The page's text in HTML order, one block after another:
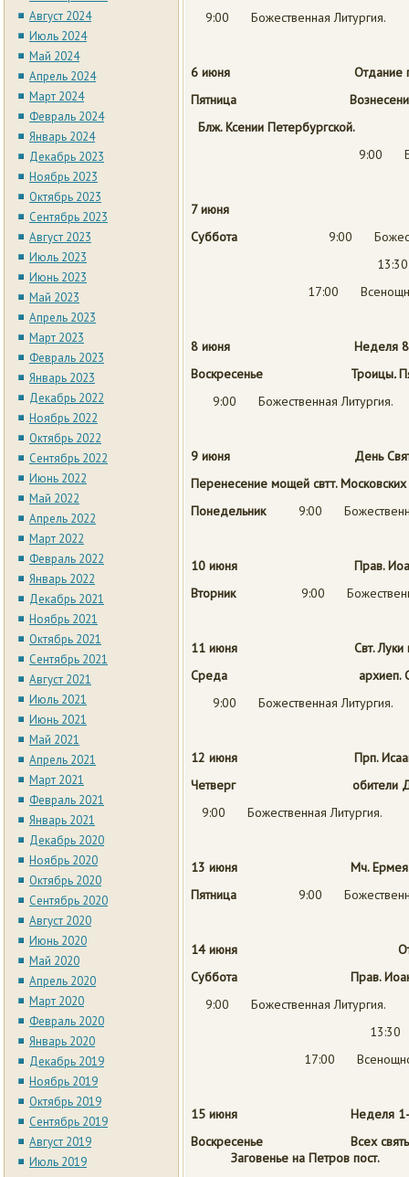
Август 2024
Июль 2024
Май 2024
Апрель 2024
Март 2024
Февраль 2024
Январь 2024
Декабрь 2023
Ноябрь 2023
Октябрь 2023
Сентябрь 2023
Август 2023
Июль 2023
Июнь 2023
Май 2023
Апрель 2023
Март 2023
Февраль 2023
Январь 2023
Декабрь 2022
Ноябрь 2022
Октябрь 2022
Сентябрь 2022
Июнь 2022
Май 2022
Апрель 2022
Март 2022
Февраль 2022
Январь 2022
Декабрь 2021
Ноябрь 2021
Октябрь 2021
Сентябрь 2021
Август 2021
Июль 2021
Июнь 2021
Май 2021
Апрель 2021
Март 2021
Февраль 2021
Январь 2021
Декабрь 2020
Ноябрь 2020
Октябрь 2020
Сентябрь 2020
Август 2020
Июнь 2020
Май 2020
Апрель 2020
Март 2020
Февраль 2020
Январь 2020
Декабрь 2019
Ноябрь 2019
Октябрь 2019
Сентябрь 2019
Август 2019
Июль 2019
9:00 Божественная Литургия.
6 июня Отдание
Пятница Вознесения
Блж. Ксении Петербургской.
9:00
7 июня
Суббота
9:00
17:00 Всенощное
8 июня
Неделя
Воскресенье Троицы.
9:00 Божественная Литургия.
9 июня День
Перенесение мощей свтт.
Понедельник
9:00
10 июня Прав. Иоанна
Вторник
9:00
11 июня Свт. Луки
Среда архиеп.
9:00 Божественная Литургия.
12 июня
Прп.
Четверг
9:00 Божественная Литургия.
13 июня Мч.
Пятница
9:00
14 июня
Суббота Прав. Иоанна
9:00 Божественная Литургия.
13:30
17:00 Всенощное
15 июня
Неделя
Воскресенье
Всех
Заговенье на Петров пост.